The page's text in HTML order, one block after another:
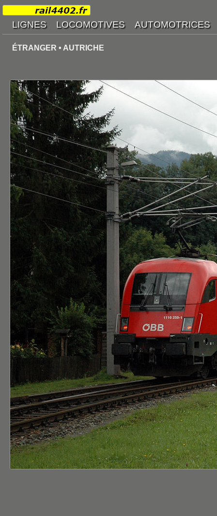
ÉTRANGER • AUTRICHE